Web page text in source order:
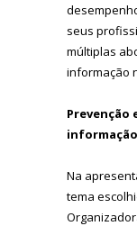
seus
múltiplas
informação
Prevenção
Na
tema